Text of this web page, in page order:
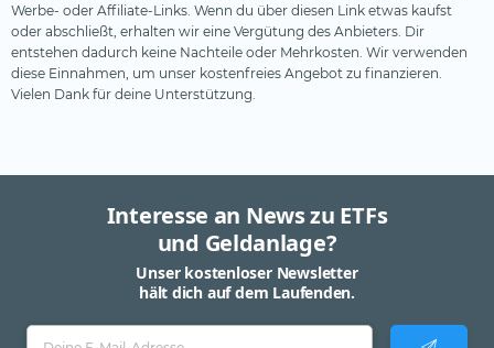
Werbe- oder Affiliate-Links. Wenn du über diesen Link etwas kaufst
oder abschließt, erhalten wir eine Vergütung des Anbieters. Dir
entstehen dadurch keine Nachteile oder Mehrkosten. Wir verwenden
diese Einnahmen, um unser kostenfreies Angebot zu finanzieren.
Vielen Dank für deine Unterstützung.
Interesse an News zu ETFs
und Geldanlage?
Unser kostenloser Newsletter
hält dich auf dem Laufenden.